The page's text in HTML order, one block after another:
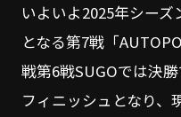
いよいよ2025年シー
となる第7戦「
戦第6戦SUGOでは決
フィニッシュとなり、